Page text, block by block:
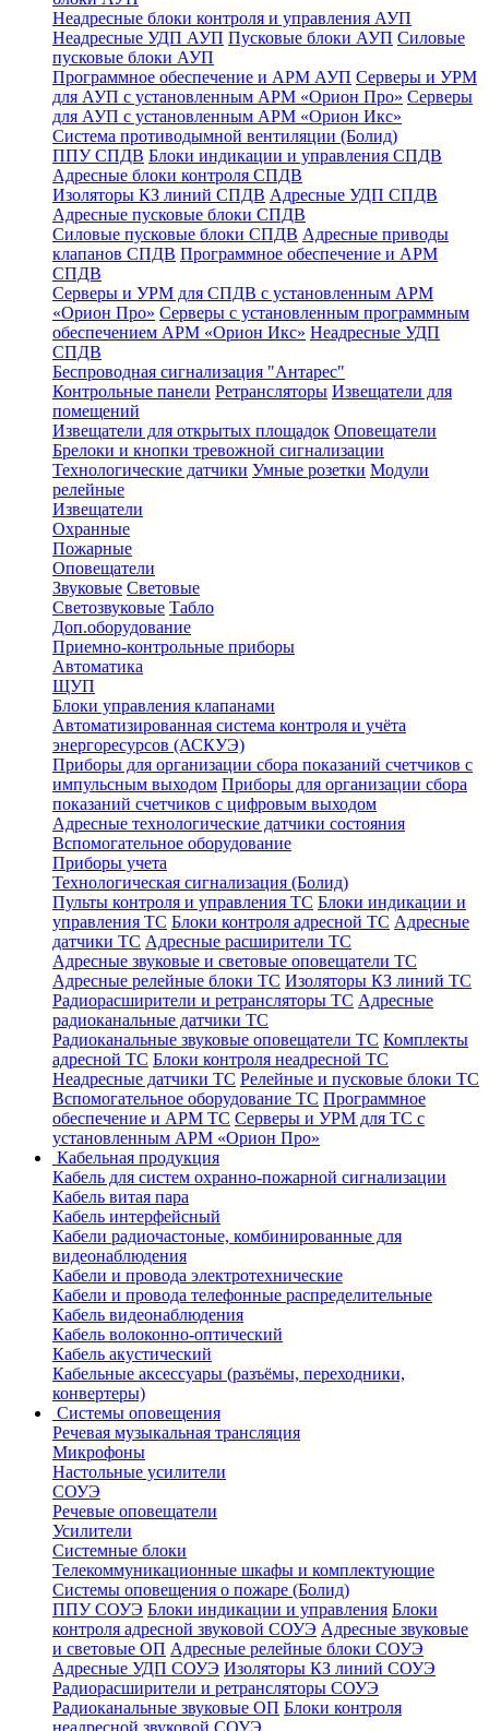
Неадресные блоки контроля и управления АУП
Неадресные УДП АУП Пусковые блоки АУП Силовые
пусковые блоки АУП
Программное обеспечение и АРМ АУП Серверы и УРМ
для АУП с установленным АРМ «Орион Про» Серверы
для АУП с установленным АРМ «Орион Икс»
Система противодымной вентиляции (Болид)
ППУ СПДВ Блоки индикации и управления СПДВ
Адресные блоки контроля СПДВ
Изоляторы КЗ линий СПДВ Адресные УДП СПДВ
Адресные пусковые блоки СПДВ
Силовые пусковые блоки СПДВ Адресные приводы
клапанов СПДВ Программное обеспечение и АРМ
СПДВ
Серверы и УРМ для СПДВ с установленным АРМ
«Орион Про» Серверы с установленным программным
обеспечением АРМ «Орион Икс» Неадресные УДП
СПДВ
Беспроводная сигнализация "Антарес"
Контрольные панели Ретрансляторы Извещатели для
помещений
Извещатели для открытых площадок Оповещатели
Брелоки и кнопки тревожной сигнализации
Технологические датчики Умные розетки Модули
релейные
Извещатели
Охранные
Пожарные
Оповещатели
Звуковые Световые
Светозвуковые Табло
Доп.оборудование
Приемно-контрольные приборы
Автоматика
ЩУП
Блоки управления клапанами
Автоматизированная система контроля и учёта
энергоресурсов (АСКУЭ)
Приборы для организации сбора показаний счетчиков с
импульсным выходом Приборы для организации сбора
показаний счетчиков с цифровым выходом
Адресные технологические датчики состояния
Вспомогательное оборудование
Приборы учета
Технологическая сигнализация (Болид)
Пульты контроля и управления ТС Блоки индикации и
управления ТС Блоки контроля адресной ТС Адресные
датчики ТС Адресные расширители ТС
Адресные звуковые и световые оповещатели ТС
Адресные релейные блоки ТС Изоляторы КЗ линий ТС
Радиорасширители и ретрансляторы ТС Адресные
радиоканальные датчики ТС
Радиоканальные звуковые оповещатели ТС Комплекты
адресной ТС Блоки контроля неадресной ТС
Неадресные датчики ТС Релейные и пусковые блоки ТС
Вспомогательное оборудование ТС Программное
обеспечение и АРМ ТС Серверы и УРМ для ТС с
установленным АРМ «Орион Про»
Кабельная продукция
Кабель для систем охранно-пожарной сигнализации
Кабель витая пара
Кабель интерфейсный
Кабели радиочастоные, комбинированные для
видеонаблюдения
Кабели и провода электротехнические
Кабели и провода телефонные распределительные
Кабель видеонаблюдения
Кабель волоконно-оптический
Кабель акустический
Кабельные аксессуары (разъёмы, переходники,
конвертеры)
Системы оповещения
Речевая музыкальная трансляция
Микрофоны
Настольные усилители
СОУЭ
Речевые оповещатели
Усилители
Системные блоки
Телекоммуникационные шкафы и комплектующие
Системы оповещения о пожаре (Болид)
ППУ СОУЭ Блоки индикации и управления Блоки
контроля адресной звуковой СОУЭ Адресные звуковые
и световые ОП Адресные релейные блоки СОУЭ
Адресные УДП СОУЭ Изоляторы КЗ линий СОУЭ
Радиорасширители и ретрансляторы СОУЭ
Радиоканальные звуковые ОП Блоки контроля
неадресной звуковой СОУЭ